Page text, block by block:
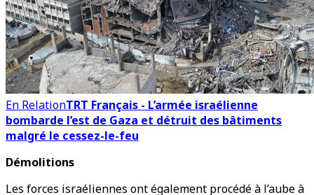
En RelationTRT Français - L’armée israélienne
bombarde l’est de Gaza et détruit des bâtiments
malgré le cessez-le-feu
Démolitions
Les forces israéliennes ont également procédé à l’aube à